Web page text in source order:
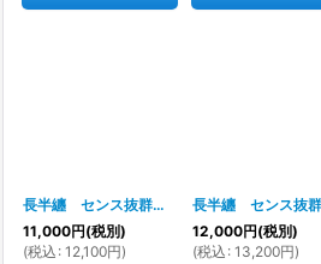
長半纏 センス抜群 唯一無二のデザイン力 お祭り天国製品
11,000円(税別)
(税込 : 12,100円)
12,000円(税別)
(税込 : 13,200円)